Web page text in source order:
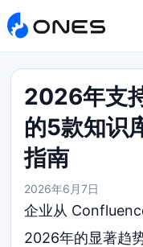
2026年支
的5款知识
指南
2026年6月7日
企业从
2026年的显著趋